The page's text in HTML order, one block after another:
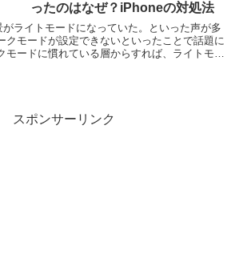
ったのはなぜ？iPhoneの対処法
ライトモードになっていた。といった声が多
クモードが設定できないといったことで話題に
モードに慣れている層からすれば、ライトモー
スポンサーリンク